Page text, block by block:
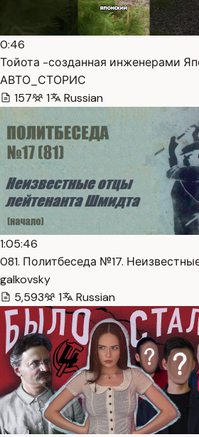
0:46
Тойота -созданная инженерами
АВТО_СТОРИС
157
1 Russian
1:05:46
081. Политбеседа №17.
galkovsky
5,593
1 Russian